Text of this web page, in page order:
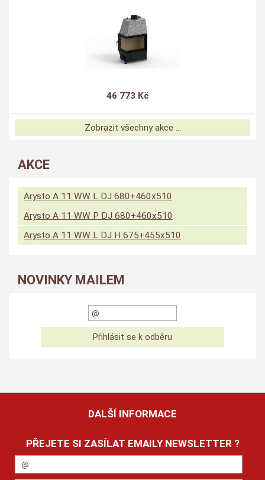
46 773 Kč
Zobrazit všechny akce ...
AKCE
Arysto A 11 WW L DJ 680+460x510
Arysto A 11 WW P DJ 680+460x510
Arysto A 11 WW L DJ H 675+455x510
NOVINKY MAILEM
DALŠÍ INFORMACE
PŘEJETE SI ZASÍLAT EMAILY NEWSLETTER ?